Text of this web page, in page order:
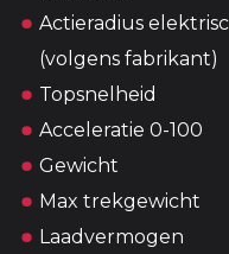
Actieradius
(volgens fabrikant)
Topsnelheid
Acceleratie 0-100
Gewicht
Max trekgewicht
Laadvermogen